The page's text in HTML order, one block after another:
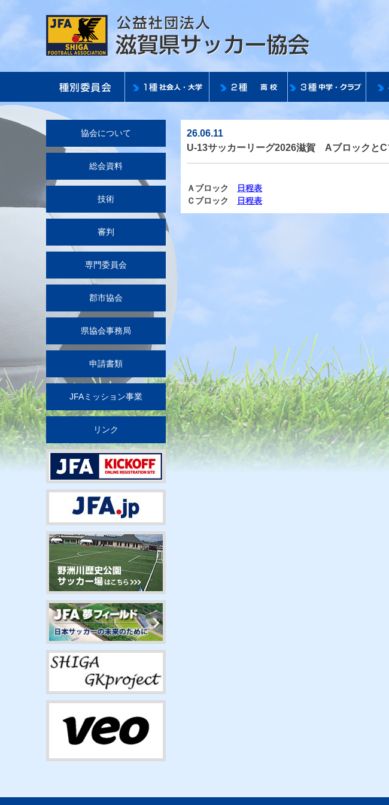
公益
協会について
総会資料
技術
審判
専門委員会
郡市協会
県協会事務局
申請書類
JFAミッション事業
リンク
26.06.11
U-13サッカーリーグ2026滋賀 AブロックとC
Ａブロック
日程表
Ｃブロック
日程表